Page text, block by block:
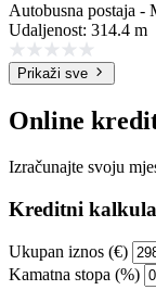
Autobusna postaja
Udaljenost: 314.4 m
Prikaži sve
Online
Izračunajte svoju
Kreditni
Ukupan iznos (€)
Kamatna stopa (%)